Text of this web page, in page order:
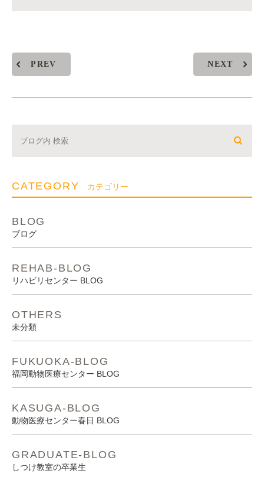
PREV NEXT
CATEGORY カテゴリー
BLOG
ブログ
REHAB-BLOG
リハビリセンター BLOG
OTHERS
未分類
FUKUOKA-BLOG
福岡動物医療センター BLOG
KASUGA-BLOG
動物医療センター春日 BLOG
GRADUATE-BLOG
しつけ教室の卒業生